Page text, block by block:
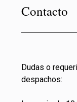
Contacto
Dudas o
despachos: